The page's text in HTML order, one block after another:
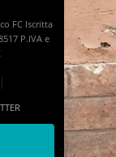
FC Iscritta
P.IVA e